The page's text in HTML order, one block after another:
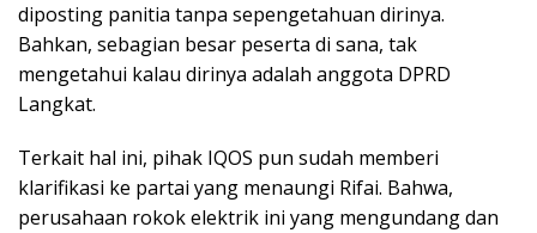
diposting panitia tanpa sepengetahuan dirinya.
Bahkan, sebagian besar peserta di sana, tak
mengetahui kalau dirinya adalah anggota DPRD
Langkat.
Terkait hal ini, pihak IQOS pun sudah memberi
klarifikasi ke partai yang menaungi Rifai. Bahwa,
perusahaan rokok elektrik ini yang mengundang dan